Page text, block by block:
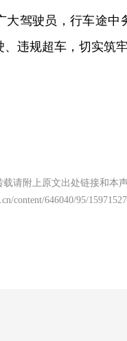
大驾驶员，行车途
违规超车，切实筑
请附上原文出处链接和本声
content/646040/95/